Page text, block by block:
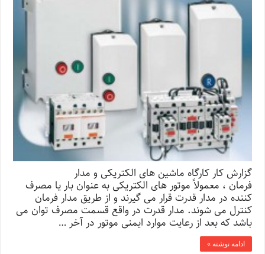
گزارش کار کارگاه ماشین های الکتریکی و مدار
فرمان ، معمولاً موتور های الکتریکی به عنوان بار یا مصرف
کننده در مدار قدرت قرار می گیرند و از طریق مدار فرمان
کنترل می شوند. مدار قدرت در واقع قسمت مصرف توان می
باشد که بعد از رعایت موارد ایمنی موتور در آخر …
ادامه نوشته »